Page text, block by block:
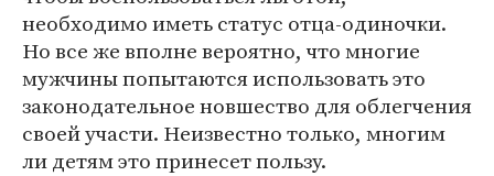
необходимо иметь статус отца-одиночки.
Но все же вполне вероятно, что многие
мужчины попытаются использовать это
законодательное новшество для облегчения
своей участи. Неизвестно только, многим
ли детям это принесет пользу.